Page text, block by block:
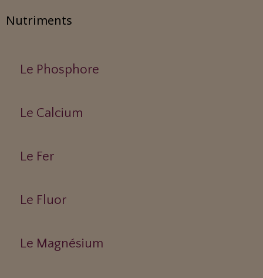
Nutriments
Le Phosphore
Le Calcium
Le Fer
Le Fluor
Le Magnésium